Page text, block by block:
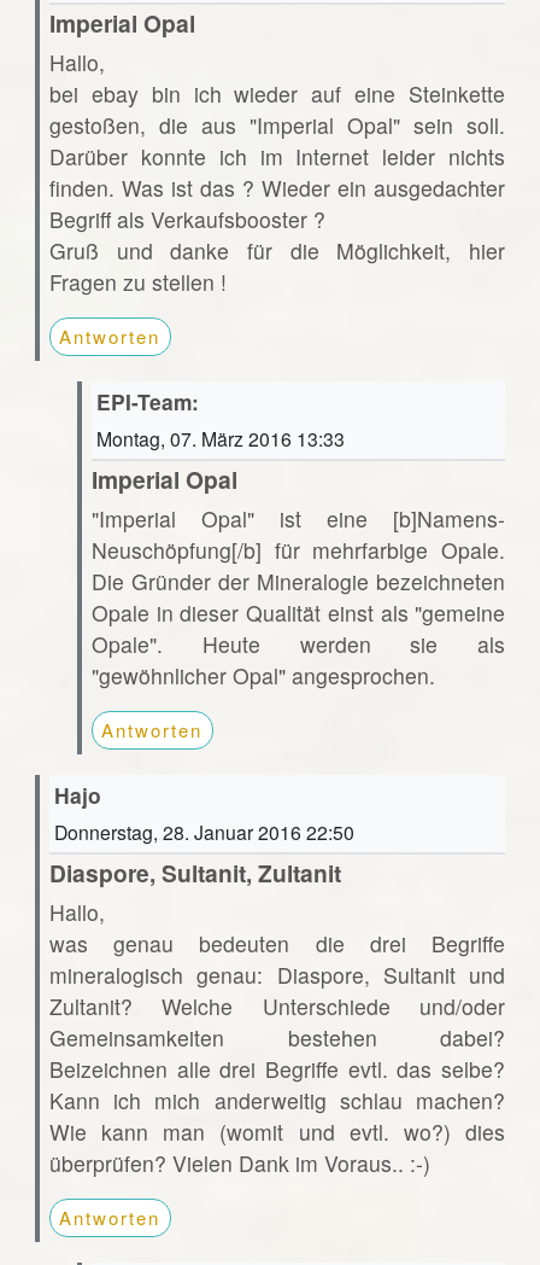
Imperial Opal
Hallo,
bei ebay bin ich wieder auf eine Steinkette
gestoßen, die aus "Imperial Opal" sein soll.
Darüber konnte ich im Internet leider nichts
finden. Was ist das ? Wieder ein ausgedachter
Begriff als Verkaufsbooster ?
Gruß und danke für die Möglichkeit, hier
Fragen zu stellen !
Antworten
EPI-Team:
Montag, 07. März 2016 13:33
Imperial Opal
"Imperial Opal" ist eine [b]Namens-
Neuschöpfung[/b] für mehrfarbige Opale.
Die Gründer der Mineralogie bezeichneten
Opale in dieser Qualität einst als "gemeine
Opale". Heute werden sie als
"gewöhnlicher Opal" angesprochen.
Antworten
Hajo
Donnerstag, 28. Januar 2016 22:50
Diaspore, Sultanit, Zultanit
Hallo,
was genau bedeuten die drei Begriffe
mineralogisch genau: Diaspore, Sultanit und
Zultanit? Welche Unterschiede und/oder
Gemeinsamkeiten bestehen dabei?
Beizeichnen alle drei Begriffe evtl. das selbe?
Kann ich mich anderweitig schlau machen?
Wie kann man (womit und evtl. wo?) dies
überprüfen? Vielen Dank im Voraus.. :-)
Antworten